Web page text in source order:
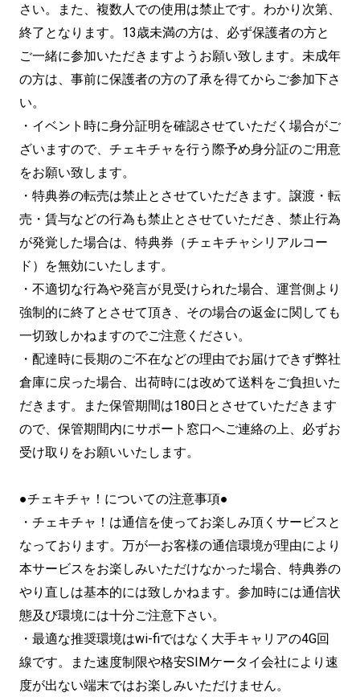
さい。また、複数人での使用は禁止です。わかり次第、
終了となります。13歳未満の方は、必ず保護者の方と
ご一緒に参加いただきますようお願い致します。未成年
の方は、事前に保護者の方の了承を得てからご参加下さ
い。
・イベント時に身分証明を確認させていただく場合がご
ざいますので、チェキチャを行う際予め身分証のご用意
をお願い致します。
・特典券の転売は禁止とさせていただきます。譲渡・転
売・賃与などの行為も禁止とさせていただき、禁止行為
が発覚した場合は、特典券（チェキチャシリアルコー
ド）を無効にいたします。
・不適切な行為や発言が見受けられた場合、運営側より
強制的に終了とさせて頂き、その場合の返金に関しても
一切致しかねますのでご注意ください。
・配達時に長期のご不在などの理由でお届けできず弊社
倉庫に戻った場合、出荷時には改めて送料をご負担いた
だきます。また保管期間は180日とさせていただきます
ので、保管期間内にサポート窓口へご連絡の上、必ずお
受け取りをお願いいたします。
●チェキチャ！についての注意事項●
・チェキチャ！は通信を使ってお楽しみ頂くサービスと
なっております。万が一お客様の通信環境が理由により
本サービスをお楽しみいただけなかった場合、特典券の
やり直しは基本的には致しかねます。参加時には通信状
態及び環境には十分ご注意下さい。
・最適な推奨環境はwi-fiではなく大手キャリアの4G回
線です。また速度制限や格安SIMケータイ会社により速
度が出ない端末ではお楽しみいただけません。